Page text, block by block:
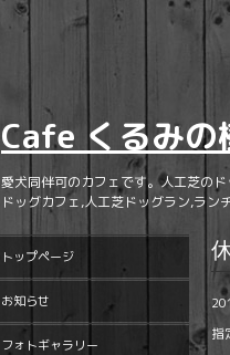
Cafe くるみ
愛犬同伴可のカフェです。人工芝の
ドッグカフェ,人工芝ドッグラン,ラン
指
トップページ
お知らせ
フォトギャラリー